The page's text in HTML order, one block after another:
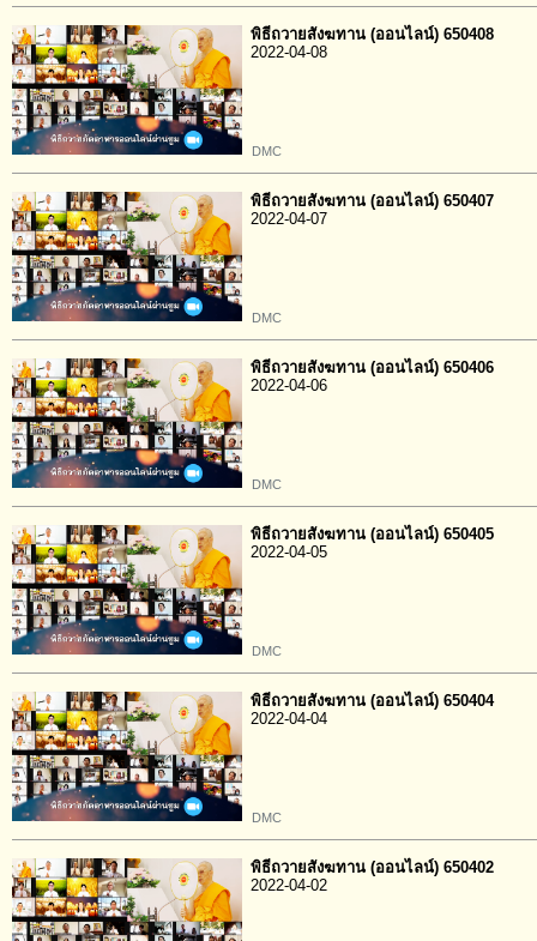
พิธีถวายสังฆทาน (ออนไลน์) 650408
2022-04-08
DMC
พิธีถวายสังฆทาน (ออนไลน์) 650407
2022-04-07
DMC
พิธีถวายสังฆทาน (ออนไลน์) 650406
2022-04-06
DMC
พิธีถวายสังฆทาน (ออนไลน์) 650405
2022-04-05
DMC
พิธีถวายสังฆทาน (ออนไลน์) 650404
2022-04-04
DMC
พิธีถวายสังฆทาน (ออนไลน์) 650402
2022-04-02